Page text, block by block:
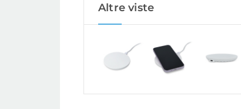
Altre viste